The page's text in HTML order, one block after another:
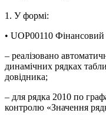
1. У формі:
• UOP00110
– реалізовано
динамічних рядках
довідника;
– для рядка 2010 по
контролю «Значення